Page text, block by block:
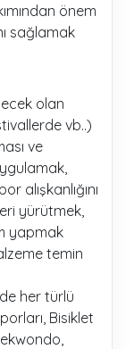
önem
sağlamak
olan
vb..)
ve
alışkanlığını
yürütmek,
yapmak
temin
her türlü
Bisiklet